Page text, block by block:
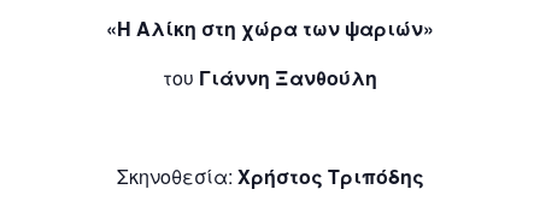
«Η Αλίκη στη χώρα των ψαριών»
του Γιάννη Ξανθούλη
Σκηνοθεσία: Χρήστος Τριπόδης